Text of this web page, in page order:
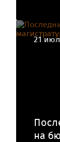
21
на